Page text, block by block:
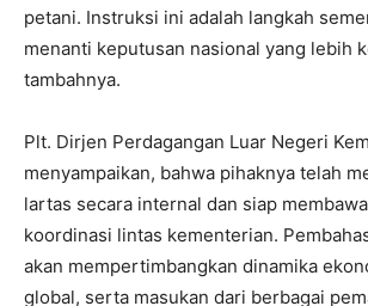
petani. Instruksi ini adalah langkah
menanti keputusan nasional yang lebih
tambahnya.
Plt. Dirjen Perdagangan Luar Negeri
menyampaikan, bahwa pihaknya telah
lartas secara internal dan siap
koordinasi lintas kementerian.
akan mempertimbangkan dinamika
global, serta masukan dari berbagai